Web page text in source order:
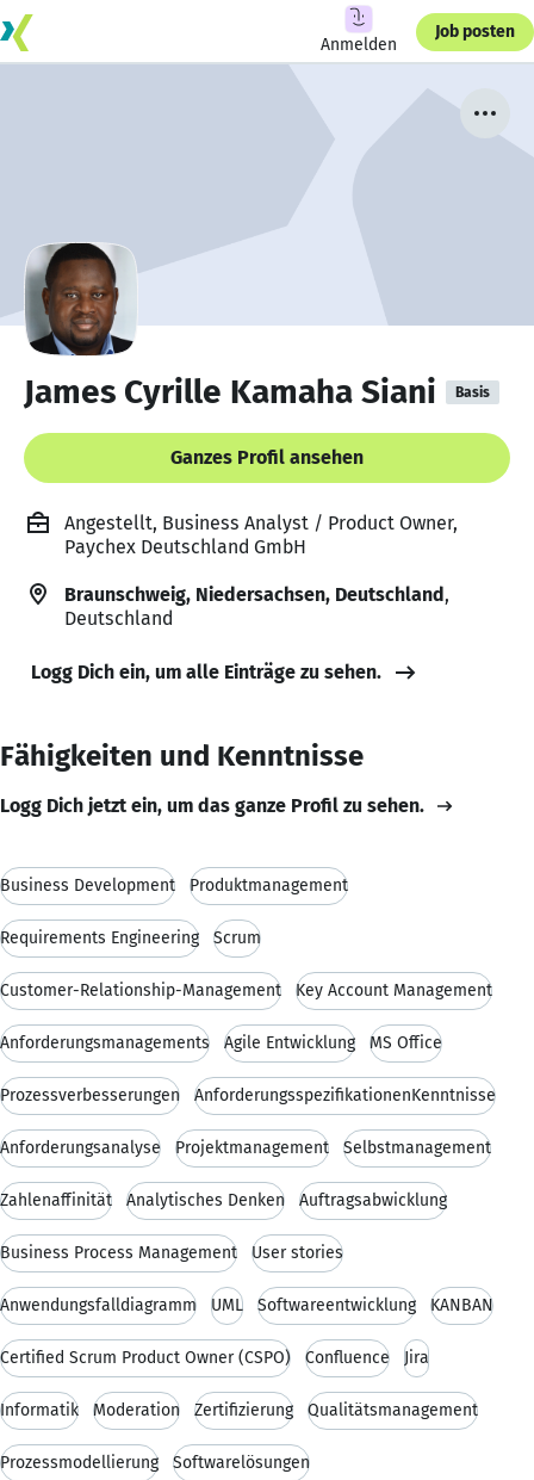
Anmelden
Job posten
James Cyrille Kamaha Siani Basis
Ganzes Profil ansehen
Angestellt, Business Analyst / Product Owner,
Paychex Deutschland GmbH
Braunschweig, Niedersachsen, Deutschland,
Deutschland
Logg Dich ein, um alle Einträge zu sehen.
Fähigkeiten und Kenntnisse
Logg Dich jetzt ein, um das ganze Profil zu sehen.
Business Development Produktmanagement
Requirements Engineering Scrum
Customer-Relationship-Management Key Account Management
Anforderungsmanagements Agile Entwicklung MS Office
Prozessverbesserungen AnforderungsspezifikationenKenntnisse
Anforderungsanalyse Projektmanagement Selbstmanagement
Zahlenaffinität Analytisches Denken Auftragsabwicklung
Business Process Management User stories
Anwendungsfalldiagramm UML Softwareentwicklung KANBAN
Certified Scrum Product Owner (CSPO) Confluence Jira
Informatik Moderation Zertifizierung Qualitätsmanagement
Prozessmodellierung Softwarelösungen